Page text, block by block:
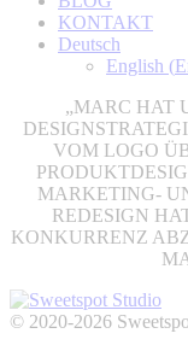
KONTAKT
Deutsch
English (
„MARC HAT
VOM LOGO
MARKETING-
REDESIGN
KONKURRENZ
© 2020-2026